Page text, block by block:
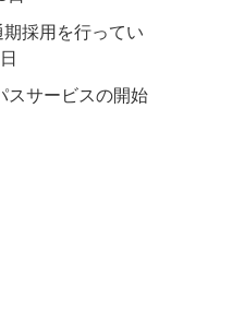
採用を行ってい
スサービスの開始